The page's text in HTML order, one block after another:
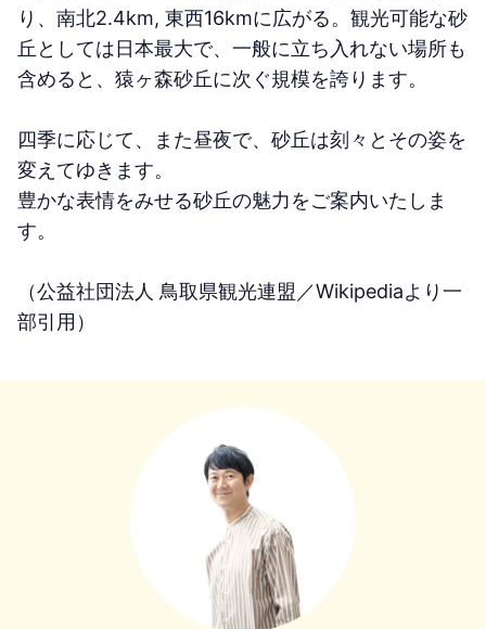
り、南北2.4km, 東西16kmに広がる。観光可能な砂
丘としては日本最大で、一般に立ち入れない場所も
含めると、猿ヶ森砂丘に次ぐ規模を誇ります。
四季に応じて、また昼夜で、砂丘は刻々とその姿を
変えてゆきます。
豊かな表情をみせる砂丘の魅力をご案内いたしま
す。
（公益社団法人 鳥取県観光連盟／Wikipediaより一
部引用）